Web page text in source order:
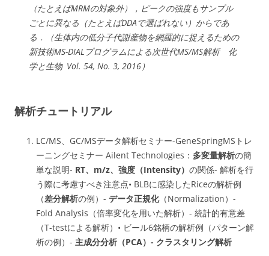
（たとえばMRMの対象外），ピークの強度もサンプル
ごとに異なる（たとえばDDAで選ばれない）からであ
る．（生体内の低分子代謝産物を網羅的に捉えるための
新技術MS-DIALプログラムによる次世代MS/MS解析 化
学と生物 Vol. 54, No. 3, 2016）
解析チュートリアル
LC/MS、GC/MSデータ解析セミナー-GeneSpringMSトレ
ーニングセミナー Ailent Technologies： 多変量解析の簡
単な説明- RT、m/z、強度（Intensity） の関係- 解析を行
う際に考慮すべき注意点• BLBに感染したRiceの解析例
（差分解析の例）- データ正規化（Normalization）-
Fold Analysis（倍率変化を用いた解析）- 統計的有意差
（T-testによる解析）• ビール6銘柄の解析例（パターン解
析の例）- 主成分分析（PCA）- クラスタリング解析